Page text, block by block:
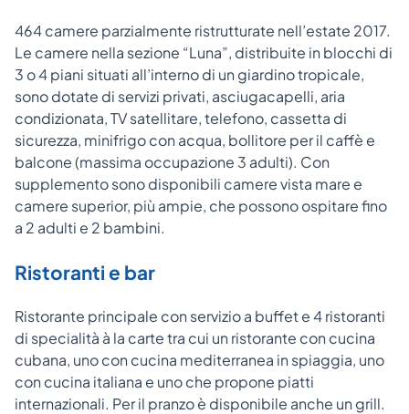
464 camere parzialmente ristrutturate nell’estate 2017.
Le camere nella sezione “Luna”, distribuite in blocchi di
3 o 4 piani situati all’interno di un giardino tropicale,
sono dotate di servizi privati, asciugacapelli, aria
condizionata, TV satellitare, telefono, cassetta di
sicurezza, minifrigo con acqua, bollitore per il caffè e
balcone (massima occupazione 3 adulti). Con
supplemento sono disponibili camere vista mare e
camere superior, più ampie, che possono ospitare fino
a 2 adulti e 2 bambini.
Ristoranti e bar
Ristorante principale con servizio a buffet e 4 ristoranti
di specialità à la carte tra cui un ristorante con cucina
cubana, uno con cucina mediterranea in spiaggia, uno
con cucina italiana e uno che propone piatti
internazionali. Per il pranzo è disponibile anche un grill.